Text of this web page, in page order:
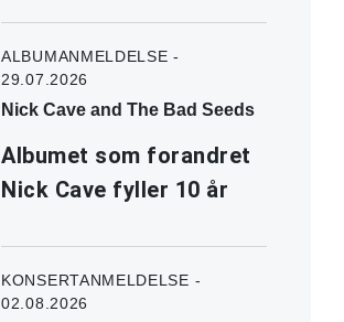
ALBUMANMELDELSE -
29.07.2026
Nick Cave and The Bad Seeds
Albumet som forandret
Nick Cave fyller 10 år
KONSERTANMELDELSE -
02.08.2026